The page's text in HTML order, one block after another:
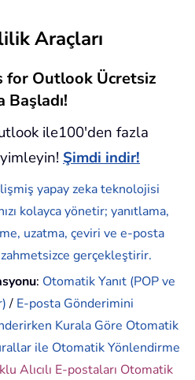
Araçları
for Outlook Ücretsiz
ile100'den fazla
Şimdi indir!
yapay zeka teknolojisi
kolayca yönetir; yanıtlama,
uzatma, çeviri ve e-posta
gerçekleştirir.
: Otomatik Yanıt (POP ve
/ E-posta Gönderimini
Kurala Göre Otomatik
ile Otomatik Yönlendirme
Alıcılı E-postaları Otomatik